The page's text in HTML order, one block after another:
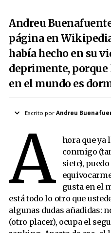
Andreu
página en
había hecho en su
deprimente, porque
en el mundo es
Escrito porAndreu
A
hora que ya
conmigo
siete),
gusta en el
está todo lo otro que
algunas dudas añadidas:
(otro placer), ocupa el